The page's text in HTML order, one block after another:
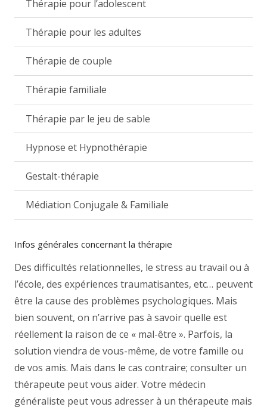
Thérapie pour l’adolescent
Thérapie pour les adultes
Thérapie de couple
Thérapie familiale
Thérapie par le jeu de sable
Hypnose et Hypnothérapie
Gestalt-thérapie
Médiation Conjugale & Familiale
Infos générales concernant la thérapie
Des difficultés relationnelles, le stress au travail ou à
l’école, des expériences traumatisantes, etc… peuvent
être la cause des problèmes psychologiques. Mais
bien souvent, on n’arrive pas à savoir quelle est
réellement la raison de ce « mal-être ». Parfois, la
solution viendra de vous-même, de votre famille ou
de vos amis. Mais dans le cas contraire; consulter un
thérapeute peut vous aider. Votre médecin
généraliste peut vous adresser à un thérapeute mais